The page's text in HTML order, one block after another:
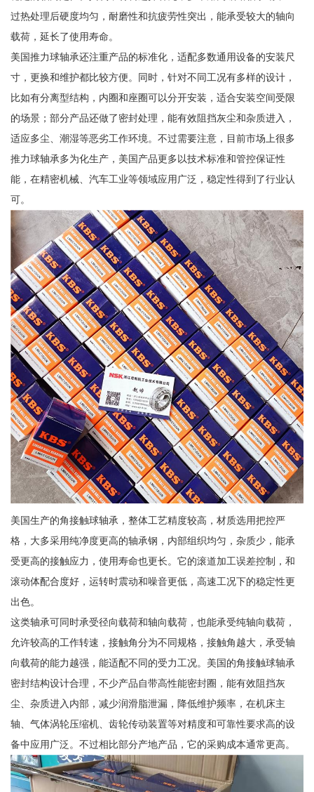
过热处理后硬度均匀，耐磨性和抗疲劳性突出，能承受较大的轴向
载荷，延长了使用寿命。
美国推力球轴承还注重产品的标准化，适配多数通用设备的安装尺
寸，更换和维护都比较方便。同时，针对不同工况有多样的设计，
比如有分离型结构，内圈和座圈可以分开安装，适合安装空间受限
的场景；部分产品还做了密封处理，能有效阻挡灰尘和杂质进入，
适应多尘、潮湿等恶劣工作环境。不过需要注意，目前市场上很多
推力球轴承多为化生产，美国产品更多以技术标准和管控保证性
能，在精密机械、汽车工业等领域应用广泛，稳定性得到了行业认
可。
美国生产的角接触球轴承，整体工艺精度较高，材质选用把控严
格，大多采用纯净度更高的轴承钢，内部组织均匀，杂质少，能承
受更高的接触应力，使用寿命也更长。它的滚道加工误差控制，和
滚动体配合度好，运转时震动和噪音更低，高速工况下的稳定性更
出色。
这类轴承可同时承受径向载荷和轴向载荷，也能承受纯轴向载荷，
允许较高的工作转速，接触角分为不同规格，接触角越大，承受轴
向载荷的能力越强，能适配不同的受力工况。美国的角接触球轴承
密封结构设计合理，不少产品自带高性能密封圈，能有效阻挡灰
尘、杂质进入内部，减少润滑脂泄漏，降低维护频率，在机床主
轴、气体涡轮压缩机、齿轮传动装置等对精度和可靠性要求高的设
备中应用广泛。不过相比部分产地产品，它的采购成本通常更高。